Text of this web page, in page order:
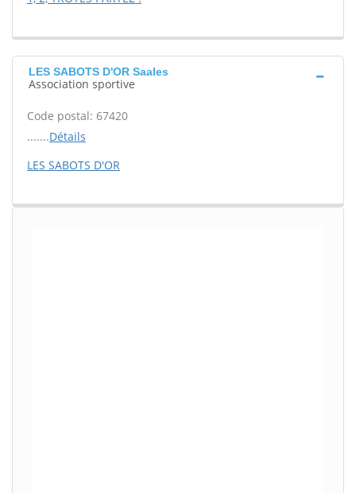
LES SABOTS D'OR Saales
Association sportive
Code postal: 67420
.......Détails
LES SABOTS D'OR